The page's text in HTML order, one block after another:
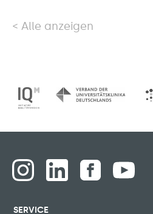
Alle anzeigen
SERVICE